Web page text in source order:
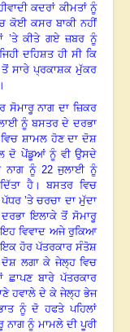
ਕਦਰਾਂ ਕੀਮਤਾਂ ਨੂੰ
ਕੋਈ ਕਸਰ ਬਾਕੀ ਨਹੀਂ
’ਤੇ ਕੀਤੇ ਗਏ ਜ਼ਬਰ ਨੂੰ
ਦਹਿਸ਼ਤ ਹੀ ਸੀ ਕਿ
ਤੋਂ ਸਾਰੇ ਪ੍ਰਕਾਸ਼ਕ ਮੁੱਕਰ
ਨਾਗ ਦਾ ਜ਼ਿਕਰ
ਨੂੰ ਬਸਤਰ ਦੇ ਦਰਭਾ
ਸ਼ਾਮਲ ਹੋਣ ਦਾ ਦੋਸ਼
ਦੋ ਪੇਂਡੂਆਂ ਨੂੰ ਵੀ ਉਸਦੇ
ਨਾਗ ਨੂੰ 22ਜੁਲਾਈ ਨੂੰ
ਹੈ। ਬਸਤਰ ਵਿਚ
’ਤੇ ਚਰਚਾ ਦਾ ਮੁੱਦਾ
ਇਲਾਕੇ ਤੋਂ ਸੋਮਾਰੂ
ਇਹ ਵਿਵਾਦ ਅਜੇ ਰੁਕਿਆ
ਹੋਰ ਪੱਤਰਕਾਰ ਸੰਤੋਸ਼
ਦੋਸ਼ ਲਗਾ ਕੇ ਜੇਲ੍ਹ ਵਿਚ
ਬਾਰੇ ਪੱਤਰਕਾਰ
ਹਵਾਲੇ ਦੇ ਕੇ ਜੇਲ੍ਹ ਭੇਜ
ਨੂੰ ਦੋ ਹਫਤੇ ਪਹਿਲਾਂ
ਨਾਗ ਨੂੰ ਮਾਮਲੇ ਦੀ ਪੂਰੀ